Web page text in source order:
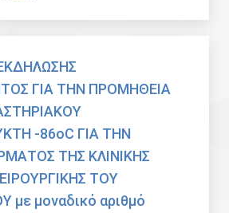
ΓΙΑ ΤΗΝ ΠΡΟΜΗΘΕΙΑ
-86οC ΓΙΑ ΤΗΝ
ΤΗΣ ΚΛΙΝΙΚΗΣ
ΤΟΥ
με μοναδικό αριθμό